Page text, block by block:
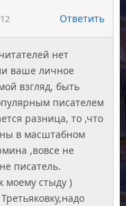
Ответить
нет
ваше личное
взгляд, быть
писателем
разница, то ,что
в масштабном
,вовсе не
писатель.
моему стыду )